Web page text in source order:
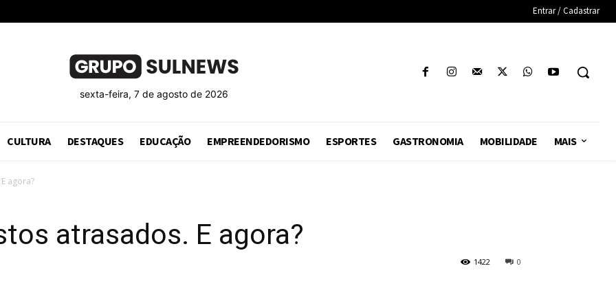
Entrar / Cadastrar
sexta-feira, 7 de agosto de 2026
CULTURA DESTAQUES EDUCAÇÃO EMPREENDEDORISMO ESPORTES GASTRONOMIA MOBILIDADE MAIS
agora?
atrasados. E agora?
0
1422